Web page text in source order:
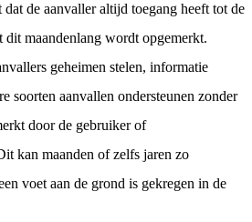
de aanvaller altijd toegang heeft tot de
dit maandenlang wordt opgemerkt.
geheimen stelen, informatie
soorten aanvallen ondersteunen zonder
door de gebruiker of
kan maanden of zelfs jaren zo
voet aan de grond is gekregen in de